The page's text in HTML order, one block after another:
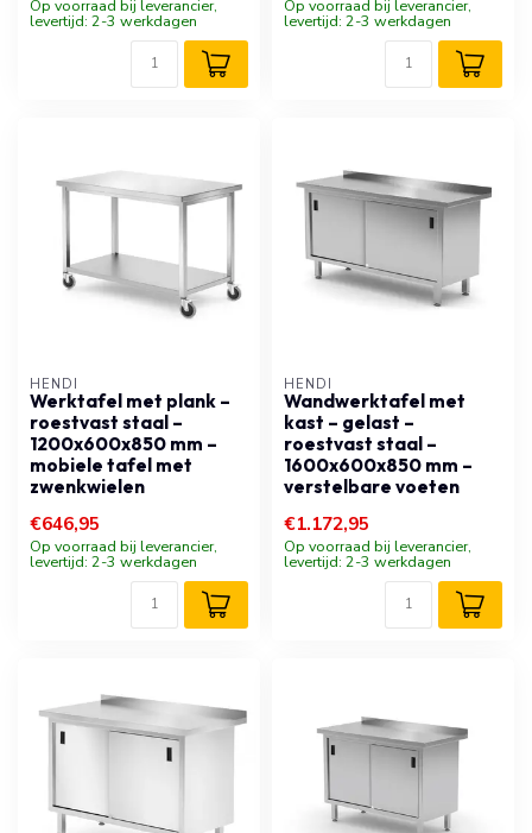
Op voorraad bij leverancier,
levertijd: 2-3 werkdagen
Op voorraad bij leverancier,
levertijd: 2-3 werkdagen
HENDI
Werktafel met plank –
roestvast staal –
1200x600x850 mm –
mobiele tafel met
zwenkwielen
€646,95
Op voorraad bij leverancier,
levertijd: 2-3 werkdagen
HENDI
Wandwerktafel met
kast – gelast –
roestvast staal –
1600x600x850 mm –
verstelbare voeten
€1.172,95
Op voorraad bij leverancier,
levertijd: 2-3 werkdagen